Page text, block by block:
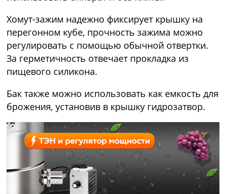
Хомут-зажим надежно фиксирует крышку на
перегонном кубе, прочность зажима можно
регулировать с помощью обычной отвертки.
За герметичность отвечает прокладка из
пищевого силикона.
Бак также можно использовать как емкость для
брожения, установив в крышку гидрозатвор.